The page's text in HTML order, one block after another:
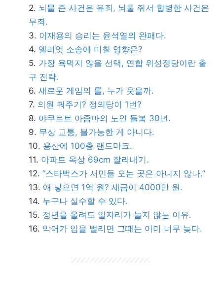
뇌물 준 사건은 유죄, 뇌물 줘서 합병한 사건은
무죄.
이재용의 승리는 윤석열의 완패다.
엘리엇 소송에 미칠 영향은?
가장 욕먹지 않을 선택, 연합 위성정당이란 출
구 전략.
새로운 게임의 룰, 누가 웃을까.
의원 꿔주기? 정의당이 1번?
야쿠르트 아줌마의 노인 돌봄 30년.
무상 교통, 불가능한 게 아니다.
용산에 100층 랜드마크.
아파트 옥상 69cm 잘라내기.
“스타벅스가 서민들 오는 곳은 아니지 않나.”
애 낳으면 1억 원? 세금이 4000만 원.
누구나 실수할 수 있다.
정년을 올려도 일자리가 늘지 않는 이유.
악어가 입을 벌리면 그때는 이미 너무 늦다.